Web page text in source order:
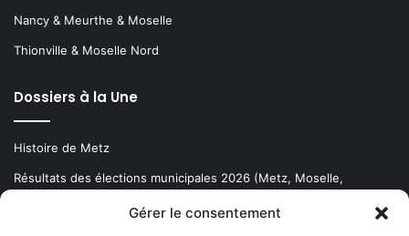
Gérer le consentement
Nancy & Meurthe & Moselle
Thionville & Moselle Nord
Dossiers à la Une
Histoire de Metz
Résultats des élections municipales 2026 (Metz, Moselle,